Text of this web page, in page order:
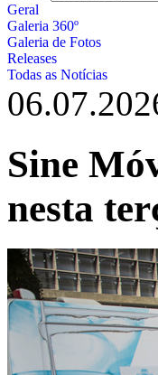
Geral
Galeria 360º
Galeria de Fotos
Releases
Todas as Notícias
Sine
nesta